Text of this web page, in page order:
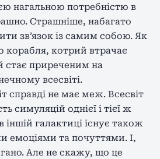
нагальною потребністю в
Страшніше, набагато
зв’язок із самим собою. Як
корабля, котрий втрачає
стає приреченим на
всесвіті.
справді не має меж. Всесвіт
симуляцій однієї і тієї ж
іншій галактиці існує також
емоціями та почуттями. І,
Але не скажу, що це